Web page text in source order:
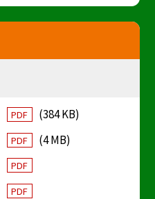
PDF
(384 KB)
PDF
(4 MB)
PDF
PDF